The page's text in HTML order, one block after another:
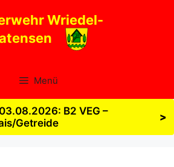
Wriedel-
Menü
B2 VEG –
Getreide
>